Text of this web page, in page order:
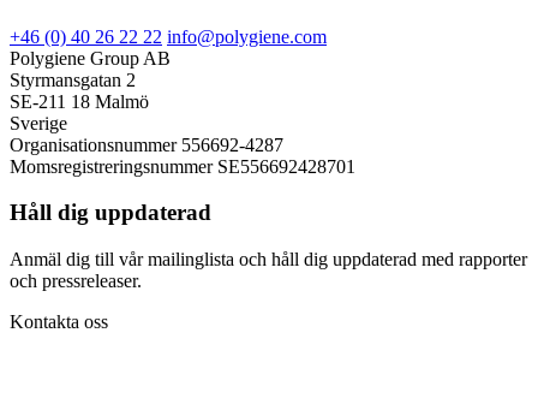
+46 (0) 40 26 22 22 info@polygiene.com
Polygiene Group AB
Styrmansgatan 2
SE-211 18 Malmö
Sverige
Organisationsnummer 556692-4287
Momsregistreringsnummer SE556692428701
Håll dig uppdaterad
Anmäl dig till vår mailinglista och håll dig uppdaterad med rapporter
och pressreleaser.
Kontakta oss